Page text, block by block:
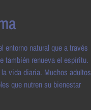
entorno natural que a través
también renueva el espíritu.
vida diaria. Muchos adultos
que nutren su bienestar